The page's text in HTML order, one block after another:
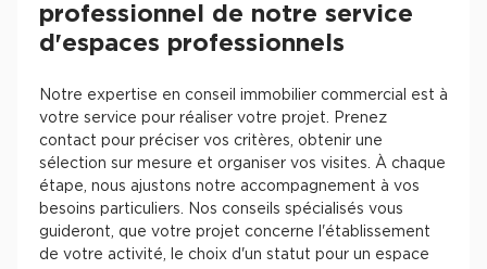
professionnel de notre service
d'espaces professionnels
Notre expertise en conseil immobilier commercial est à
votre service pour réaliser votre projet. Prenez
contact pour préciser vos critères, obtenir une
sélection sur mesure et organiser vos visites. À chaque
étape, nous ajustons notre accompagnement à vos
besoins particuliers. Nos conseils spécialisés vous
guideront, que votre projet concerne l'établissement
de votre activité, le choix d'un statut pour un espace